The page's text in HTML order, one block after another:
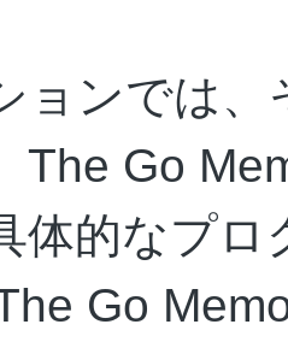
ョンでは
The Go
体的なプ
Go